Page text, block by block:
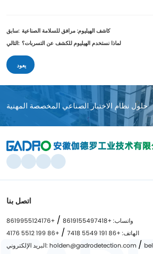
سابق: كاشف الهيليوم: مرافق للسلامة الصناعية
التالي: لماذا نستخدم الهيليوم للكشف عن التسربات؟
يعود
حلول نظام الاختبار الصناعي المخصصة المهنية
اتصل بنا
واتساب: +8619155497418 /
+8619955124176
الهاتف: +86 191 5549 7418
/
+86 199 5512 4176
البريد الإلكتروني: holden@gadrodetection.com /